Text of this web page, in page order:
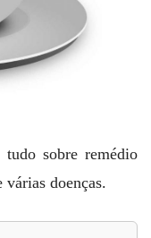
sobre remédio
doenças.